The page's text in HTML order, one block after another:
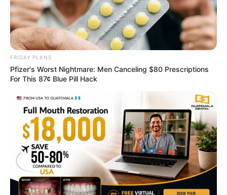
FORGE BODY
Guatemala Dental
GUATEMALA DENTAL
FRIDAY PLANS
Pfizer's Worst Nightmare: Men Canceling $80 Prescriptions
For This 87¢ Blue Pill Hack